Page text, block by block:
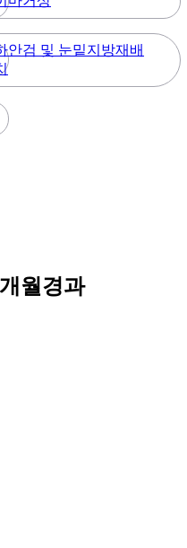
안검 및 눈밑지방재배
월경과